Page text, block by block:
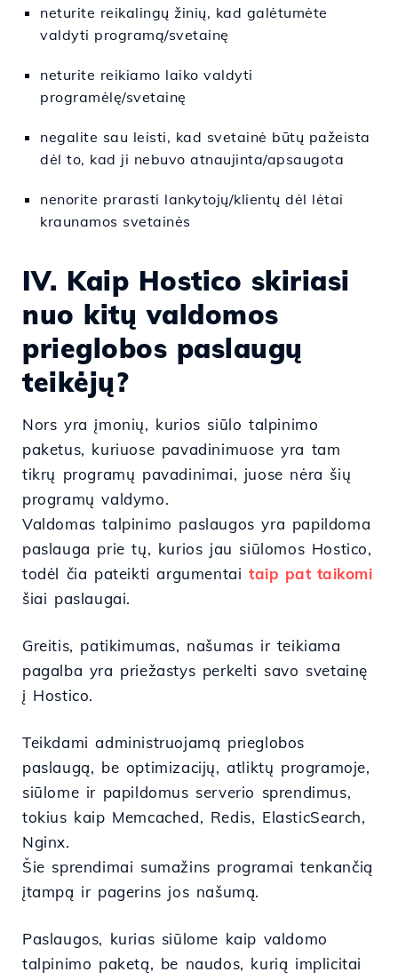
neturite reikalingų žinių, kad galėtumėte
valdyti programą/svetainę
neturite reikiamo laiko valdyti
programėlę/svetainę
negalite sau leisti, kad svetainė būtų pažeista
dėl to, kad ji nebuvo atnaujinta/apsaugota
nenorite prarasti lankytojų/klientų dėl lėtai
kraunamos svetainės
IV. Kaip Hostico skiriasi
nuo kitų valdomos
prieglobos paslaugų
teikėjų?
Nors yra įmonių, kurios siūlo talpinimo
paketus, kuriuose pavadinimuose yra tam
tikrų programų pavadinimai, juose nėra šių
programų valdymo.
Valdomas talpinimo paslaugos yra papildoma
paslauga prie tų, kurios jau siūlomos Hostico,
todėl čia pateikti argumentai taip pat taikomi
šiai paslaugai.
Greitis, patikimumas, našumas ir teikiama
pagalba yra priežastys perkelti savo svetainę
į Hostico.
Teikdami administruojamą prieglobos
paslaugą, be optimizacijų, atliktų programoje,
siūlome ir papildomus serverio sprendimus,
tokius kaip Memcached, Redis, ElasticSearch,
Nginx.
Šie sprendimai sumažins programai tenkančią
įtampą ir pagerins jos našumą.
Paslaugos, kurias siūlome kaip valdomo
talpinimo paketą, be naudos, kurią implicitai